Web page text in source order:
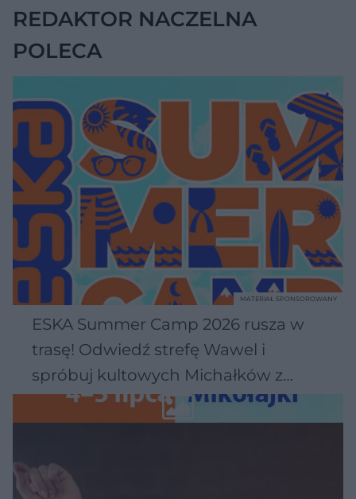
REDAKTOR NACZELNA
POLECA
ESKA Summer Camp 2026 rusza w
trasę! Odwiedź strefę Wawel i
spróbuj kultowych Michałków z
Wawelu
MATERIAŁ SPONSOROWANY